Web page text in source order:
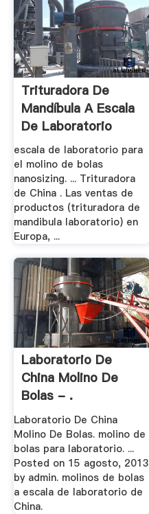
Trituradora De
Mandíbula A Escala
De Laboratorio
escala de laboratorio para
el molino de bolas
nanosizing. ... Trituradora
de China . Las ventas de
productos (trituradora de
mandibula laboratorio) en
Europa, ...
Laboratorio De
China Molino De
Bolas - .
Laboratorio De China
Molino De Bolas. molino de
bolas para laboratorio. ...
Posted on 15 agosto, 2013
by admin. molinos de bolas
a escala de laboratorio de
China.